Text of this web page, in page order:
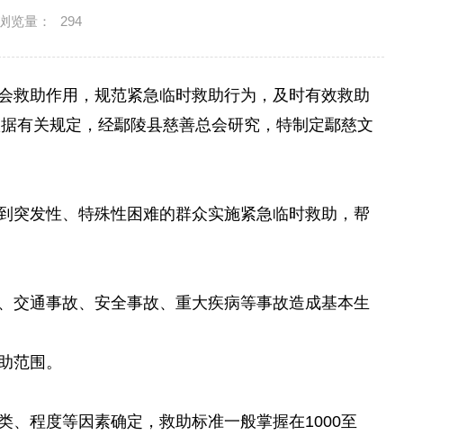
览量： 294
救助作用，规范紧急临时救助行为，及时有效救助
有关规定，经鄢陵县慈善总会研究，特制定鄢慈文
突发性、特殊性困难的群众实施紧急临时救助，帮
交通事故、安全事故、重大疾病等事故造成基本生
范围。
、程度等因素确定，救助标准一般掌握在1000至